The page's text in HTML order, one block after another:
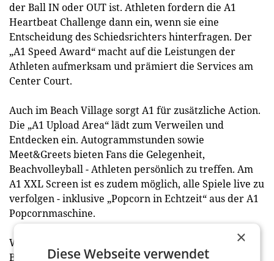
der Ball IN oder OUT ist. Athleten fordern die A1
Heartbeat Challenge dann ein, wenn sie eine
Entscheidung des Schiedsrichters hinterfragen. Der
„A1 Speed Award“ macht auf die Leistungen der
Athleten aufmerksam und prämiert die Services am
Center Court.
Auch im Beach Village sorgt A1 für zusätzliche Action.
Die „A1 Upload Area“ lädt zum Verweilen und
Entdecken ein. Autogrammstunden sowie
Meet&Greets bieten Fans die Gelegenheit,
Beachvolleyball - Athleten persönlich zu treffen. Am
A1 XXL Screen ist es zudem möglich, alle Spiele live zu
verfolgen - inklusive „Popcorn in Echtzeit“ aus der A1
Popcornmaschine.
Wie schon im letzten Jahr wird A1 auch bei der
Beachvolleyball EM 2023 durch den offiziellen
×
Diese Webseite verwendet